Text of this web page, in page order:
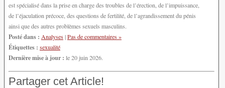
est spécialisé dans la prise en charge des troubles de l’érection, de l’impuissance,
de l’éjaculation précoce, des questions de fertilité, de l’agrandissement du pénis
ainsi que des autres problèmes sexuels masculins.
Posté dans : Analyses|Pas de commentaires »
Étiquettes : sexualité
Dernière mise à jour : le 20 juin 2026.
Partager cet Article!